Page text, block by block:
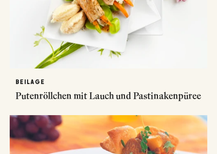
BEILAGE
Putenröllchen mit Lauch und Pastinakenpüree